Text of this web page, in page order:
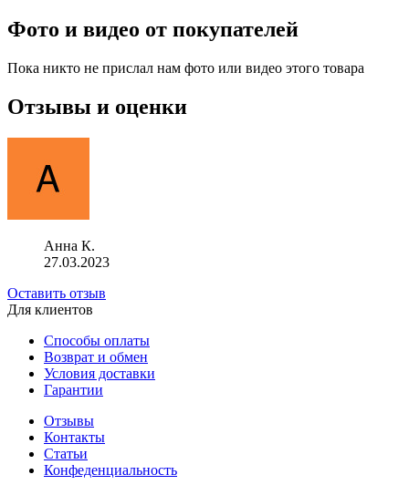
Фото и видео от покупателей
Пока никто не прислал нам фото или видео этого товара
Отзывы и оценки
Анна К.
27.03.2023
Оставить отзыв
Для клиентов
Способы оплаты
Возврат и обмен
Условия доставки
Гарантии
Отзывы
Контакты
Статьи
Конфеденциальность